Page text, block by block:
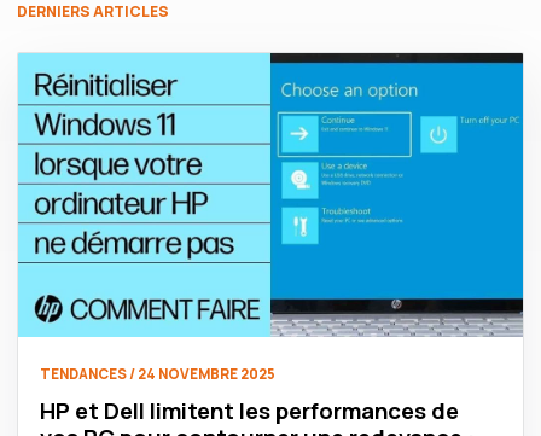
DERNIERS ARTICLES
TENDANCES / 24 NOVEMBRE 2025
HP et Dell limitent les performances de